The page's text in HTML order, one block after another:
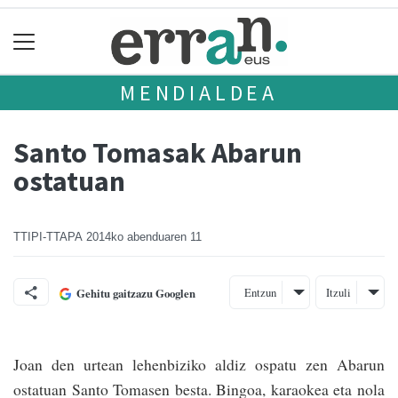
MENDIALDEA
Santo Tomasak Abarun
ostatuan
TTIPI-TTAPA 2014ko abenduaren 11
Gehitu gaitzazu Googlen Entzun Itzuli
Joan den urtean lehenbiziko aldiz ospatu zen Abarun
ostatuan Santo Tomasen besta. Bingoa, karaokea eta nola